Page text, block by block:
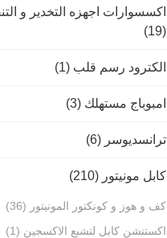
اكسسوارات اجهزه التخدير و
(19)
الكترود رسم قلب (1)
امبوباج مستهلك (3)
ترانسديوسر (6)
كابل مونيتور (210)
كف و هوز و كونكتور المونيتور (36)
اكستنشن كابل لتشبع الاكسجين (1)